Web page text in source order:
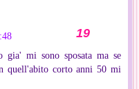
mi sono sposata ma se
quell'abito corto anni 50 mi